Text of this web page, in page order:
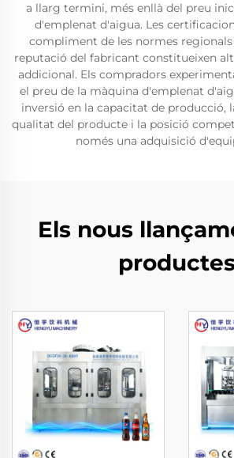
a llarg termini, més enllà del preu
d'emplenat d'aigua. Les
compliment de les normes
reputació del fabricant constitueixen
addicional. Els compradors
el preu de la màquina d'emplenat
inversió en la capacitat de producció,
qualitat del producte i la posició
només una adquisició
Els nous